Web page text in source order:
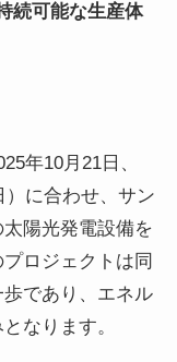
続可能な生産体
年10月21日、
）に合わせ、サン
陽光発電設備を
ロジェクトは同
であり、エネル
なります。